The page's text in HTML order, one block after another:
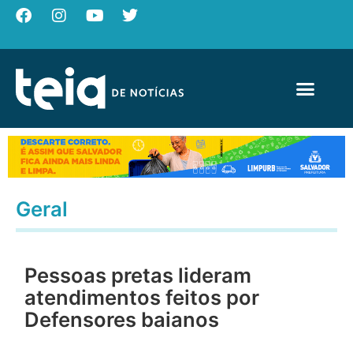
Geral
Pessoas pretas lideram
atendimentos feitos por
Defensores baianos